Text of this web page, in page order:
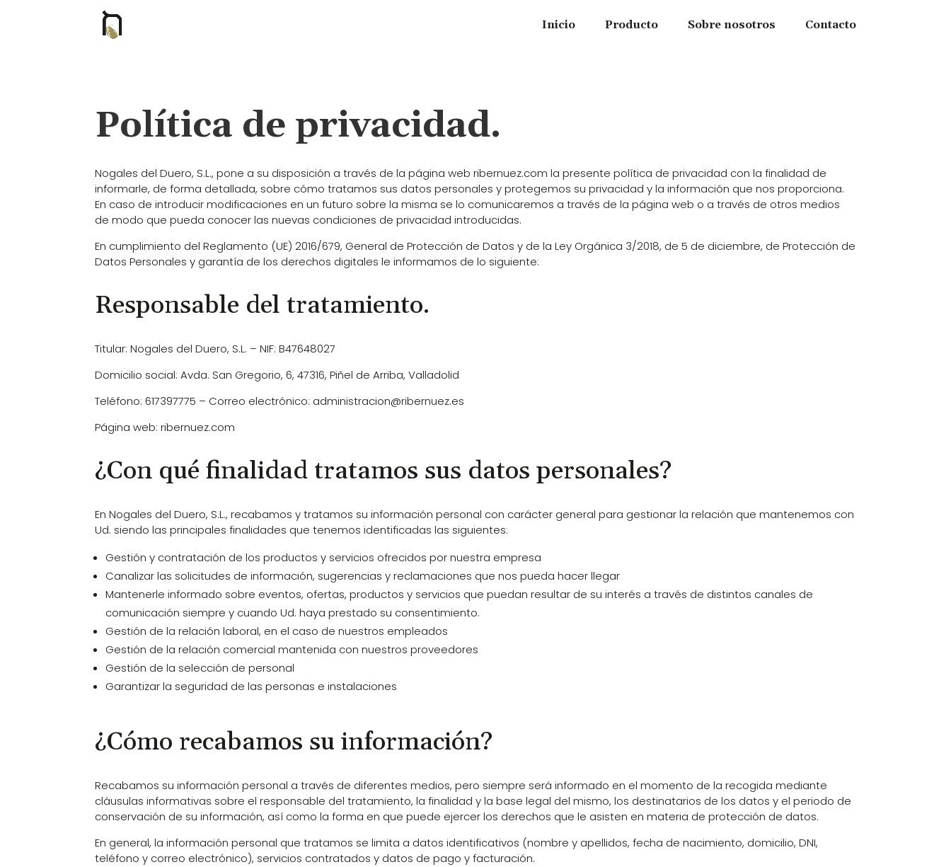
Inicio Producto Sobre nosotros Contacto
Política de privacidad.
Nogales del Duero, S.L., pone a su disposición a través de la página web ribernuez.com la presente política de privacidad con la finalidad de
informarle, de forma detallada, sobre cómo tratamos sus datos personales y protegemos su privacidad y la información que nos proporciona.
En caso de introducir modificaciones en un futuro sobre la misma se lo comunicaremos a través de la página web o a través de otros medios
de modo que pueda conocer las nuevas condiciones de privacidad introducidas.
En cumplimiento del Reglamento (UE) 2016/679, General de Protección de Datos y de la Ley Orgánica 3/2018, de 5 de diciembre, de Protección de
Datos Personales y garantía de los derechos digitales le informamos de lo siguiente:
Responsable del tratamiento.
Titular: Nogales del Duero, S.L. – NIF: B47648027
Domicilio social: Avda. San Gregorio, 6, 47316, Piñel de Arriba, Valladolid
Teléfono: 617397775 – Correo electrónico: administracion@ribernuez.es
Página web: ribernuez.com
¿Con qué finalidad tratamos sus datos personales?
En Nogales del Duero, S.L., recabamos y tratamos su información personal con carácter general para gestionar la relación que mantenemos con
Ud. siendo las principales finalidades que tenemos identificadas las siguientes:
Gestión y contratación de los productos y servicios ofrecidos por nuestra empresa
Canalizar las solicitudes de información, sugerencias y reclamaciones que nos pueda hacer llegar
Mantenerle informado sobre eventos, ofertas, productos y servicios que puedan resultar de su interés a través de distintos canales de
comunicación siempre y cuando Ud. haya prestado su consentimiento.
Gestión de la relación laboral, en el caso de nuestros empleados
Gestión de la relación comercial mantenida con nuestros proveedores
Gestión de la selección de personal
Garantizar la seguridad de las personas e instalaciones
¿Cómo recabamos su información?
Recabamos su información personal a través de diferentes medios, pero siempre será informado en el momento de la recogida mediante
cláusulas informativas sobre el responsable del tratamiento, la finalidad y la base legal del mismo, los destinatarios de los datos y el periodo de
conservación de su información, así como la forma en que puede ejercer los derechos que le asisten en materia de protección de datos.
En general, la información personal que tratamos se limita a datos identificativos (nombre y apellidos, fecha de nacimiento, domicilio, DNI,
teléfono y correo electrónico), servicios contratados y datos de pago y facturación.